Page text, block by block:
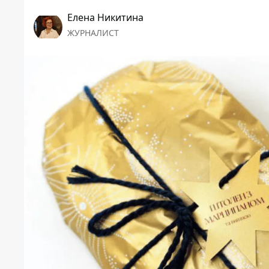
Елена Никитина
ЖУРНАЛИСТ